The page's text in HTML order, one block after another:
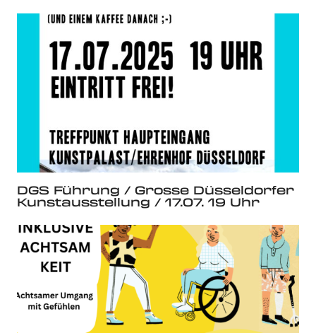
DGS Führung / Grosse Düsseldorfer
Kunstausstellung / 17.07. 19 Uhr